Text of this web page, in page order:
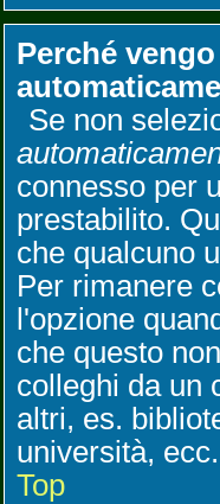
Perché
Se non
connesso per
prestabilito.
che qualcuno
Per rimanere
l'opzione
che questo
colleghi da un
altri, es.
università, ecc.
Top